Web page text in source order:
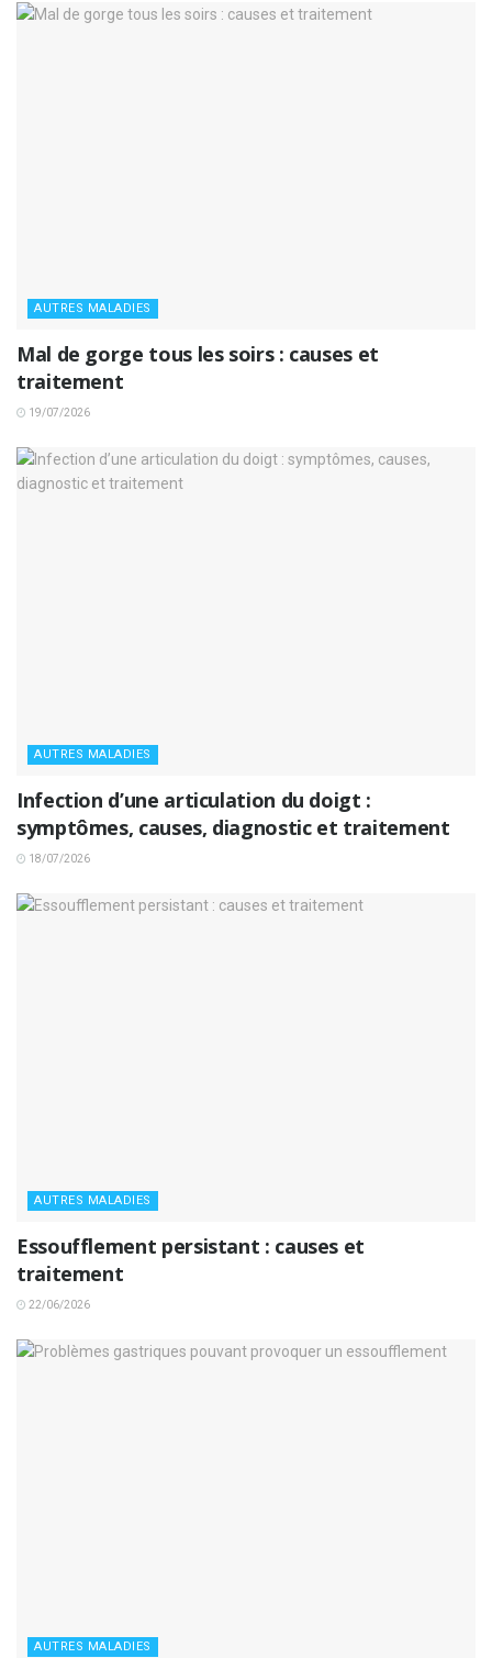
AUTRES MALADIES
Mal de gorge tous les soirs : causes et
traitement
19/07/2026
AUTRES MALADIES
Infection d’une articulation du doigt :
symptômes, causes, diagnostic et traitement
18/07/2026
AUTRES MALADIES
Essoufflement persistant : causes et
traitement
22/06/2026
AUTRES MALADIES